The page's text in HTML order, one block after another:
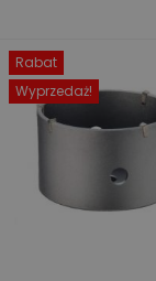
Rabat
Wyprzedaż!